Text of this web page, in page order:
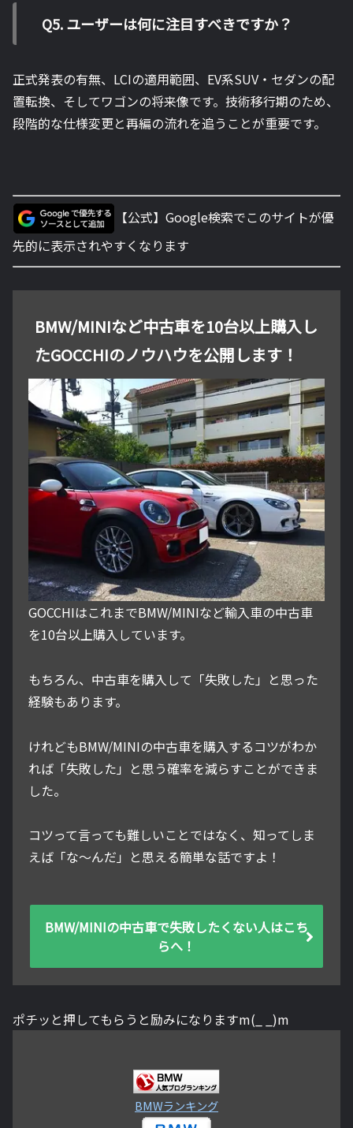
Q5. ユーザーは何に注目すべきですか？
正式発表の有無、LCIの適用範囲、EV系SUV・セダンの配
置転換、そしてワゴンの将来像です。技術移行期のため、
段階的な仕様変更と再編の流れを追うことが重要です。
【公式】Google検索でこのサイトが優
先的に表示されやすくなります
BMW/MINIなど中古車を10台以上購入し
たGOCCHIのノウハウを公開します！
GOCCHIはこれまでBMW/MINIなど輸入車の中古車
を10台以上購入しています。
もちろん、中古車を購入して「失敗した」と思った
経験もあります。
けれどもBMW/MINIの中古車を購入するコツがわか
れば「失敗した」と思う確率を減らすことができま
した。
コツって言っても難しいことではなく、知ってしま
えば「な～んだ」と思える簡単な話ですよ！
BMW/MINIの中古車で失敗したくない人はこち
らへ！
ポチッと押してもらうと励みになりますm(_ _)m
BMWランキング